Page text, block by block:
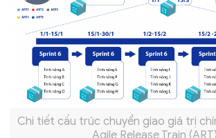
Chi tiết cấu trúc chuyển giao giá trị
Agile Release Train (ART)